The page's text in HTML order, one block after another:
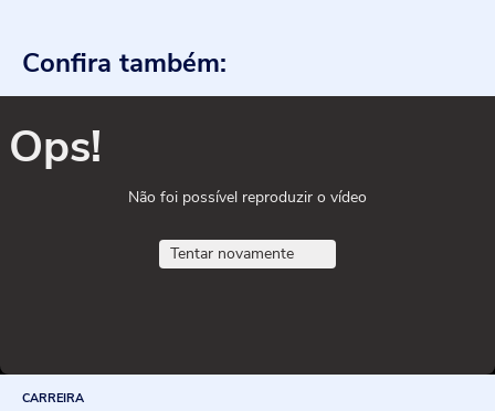
Confira também:
Ops!
Não foi possível reproduzir o vídeo
Tentar novamente
CARREIRA